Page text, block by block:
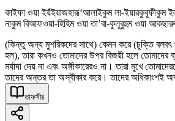
কাইফা ওয়া ইয়ঁইয়াজহারূ‘আলাইকুম লা-ইয়ারকুবূফীকুম
নাকুম বিআফওয়া-হিহিম ওয়া তা’বা-কুলূবুহুম ওয়া
(কিন্তু অন্য মুশরিকদের সাথে) কেমন করে (চুক্তি বলবৎ
হল), তারা কখনও তোমাদের উপর বিজয়ী হলে তোমাদের
মর্যাদা দেয় না এবং অঙ্গীকারেরও না। তারা মুখে
তাদের অন্তর তা অস্বীকার করে। তাদের অধিকাংশই
তাফসীর